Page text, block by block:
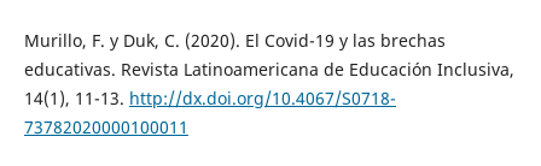
Murillo, F. y Duk, C. (2020). El Covid-19 y las brechas
educativas. Revista Latinoamericana de Educación Inclusiva,
14(1), 11-13. http://dx.doi.org/10.4067/S0718-
73782020000100011